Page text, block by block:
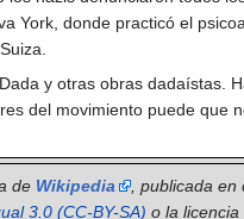
York, donde practicó el
y otras obras dadaístas.
del movimiento puede que
de Wikipedia , publicada
3.0 (CC-BY-SA) o la licencia